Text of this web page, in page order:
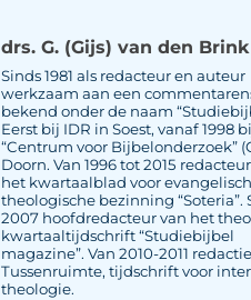
drs. G. (Gijs) van den Brink
Sinds 1981 als redacteur en auteur
werkzaam aan een
bekend onder de naam
Eerst bij IDR in Soest, vanaf 1998
“Centrum voor Bijbelonderzoek”
Doorn. Van 1996 tot 2015
het kwartaalblad voor
theologische bezinning “Soteria”.
2007 hoofdredacteur van het
kwartaaltijdschrift “Studiebijbel
magazine”. Van 2010-2011
Tussenruimte, tijdschrift voor
theologie.